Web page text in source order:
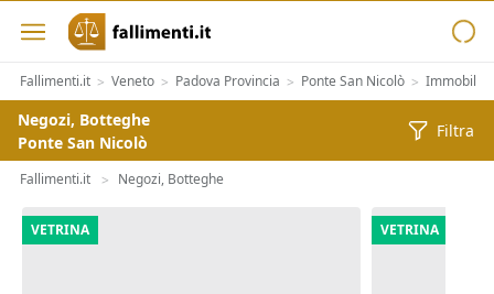
Fallimenti.it > Veneto > Padova Provincia > Ponte San Nicolò >
Negozi, Botteghe
Ponte San Nicolò
Filtra
Fallimenti.it > Negozi, Botteghe
VETRINA VETRINA